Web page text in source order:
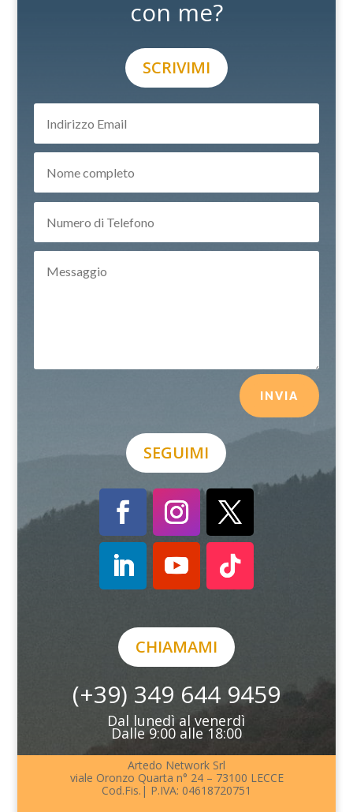
con me?
SCRIVIMI
INVIA
SEGUIMI
CHIAMAMI
(+39) 349 644 9459
Dal lunedì al venerdì
Dalle 9:00 alle 18:00
Artedo Network Srl
viale Oronzo Quarta n° 24 – 73100 LECCE
Cod.Fis.| P.IVA: 04618720751